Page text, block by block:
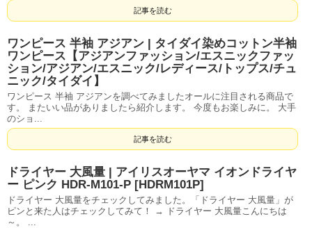
記事を読む
ワンピース 半袖 アジアン | タイダイ染めコットン半袖
ワンピース【アジアンファッション/エスニックファッ
ション/アジアン/エスニック/レディース/トップス/チュ
ニック/タイダイ】
ワンピース 半袖 アジアンを調べてみましたオールに注目される商品で
す。 またいい品がありましたら紹介します。 今度もお楽しみに。 大手
のショ...
記事を読む
ドライヤー 大風量 | アイリスオーヤマ イオンドライヤ
ー ピンク HDR-M101-P [HDRM101P]
ドライヤー 大風量をチェックしてみました。「ドライヤー 大風量」が
ピンと来た人はチェックしてみて！ → ドライヤー 大風量こんにちは
～。 ...